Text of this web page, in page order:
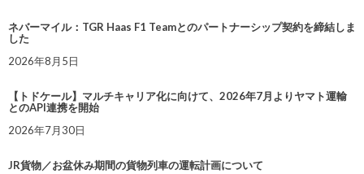
ネバーマイル：TGR Haas F1 Teamとのパートナーシップ契約を締結しま
した
2026年8月5日
【トドケール】マルチキャリア化に向けて、2026年7月よりヤマト運輸
とのAPI連携を開始
2026年7月30日
JR貨物／お盆休み期間の貨物列車の運転計画について